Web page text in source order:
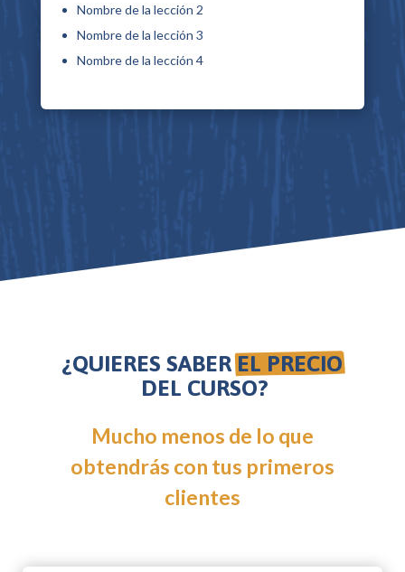
Nombre de la lección 2
Nombre de la lección 3
Nombre de la lección 4
¿QUIERES SABER EL PRECIO
DEL CURSO?
Mucho menos de lo que
obtendrás con tus primeros
clientes